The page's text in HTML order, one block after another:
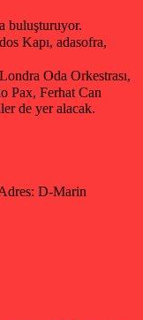
buluşturuyor.
Kapı, adasofra,
Oda Orkestrası,
Pax, Ferhat Can
de yer alacak.
D-Marin